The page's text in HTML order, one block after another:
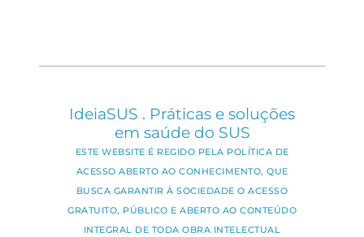
IdeiaSUS . Práticas e soluções
em saúde do SUS
ESTE WEBSITE É REGIDO PELA POLÍTICA DE
ACESSO ABERTO AO CONHECIMENTO, QUE
BUSCA GARANTIR À SOCIEDADE O ACESSO
GRATUITO, PÚBLICO E ABERTO AO CONTEÚDO
INTEGRAL DE TODA OBRA INTELECTUAL